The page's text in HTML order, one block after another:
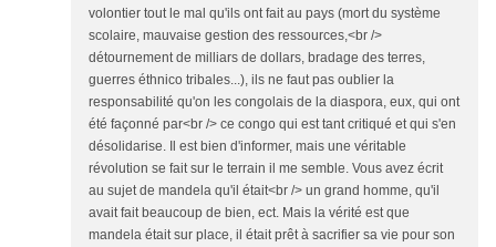
volontier tout le mal qu'ils ont fait au pays (mort du système
scolaire, mauvaise gestion des ressources,<br />
détournement de milliars de dollars, bradage des terres,
guerres éthnico tribales...), ils ne faut pas oublier la
responsabilité qu'on les congolais de la diaspora, eux, qui ont
été façonné par<br /> ce congo qui est tant critiqué et qui s'en
désolidarise. Il est bien d'informer, mais une véritable
révolution se fait sur le terrain il me semble. Vous avez écrit
au sujet de mandela qu'il était<br /> un grand homme, qu'il
avait fait beaucoup de bien, ect. Mais la vérité est que
mandela était sur place, il était prêt à sacrifier sa vie pour son